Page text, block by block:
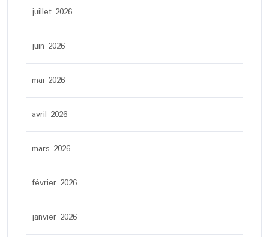
juillet 2026
juin 2026
mai 2026
avril 2026
mars 2026
février 2026
janvier 2026